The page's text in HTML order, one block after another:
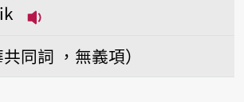
共同詞 ，無義項）